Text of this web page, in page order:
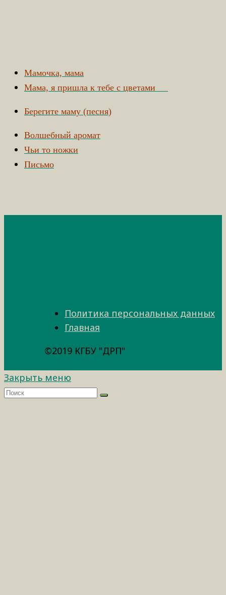
Мамочка, мама
Мама, я пришла к тебе с цветами
Берегите маму (песня)
Волшебный аромат
Чьи то ножки
Письмо
Политика персональных данных
Главная
©2019 КГБУ "ДРП"
Закрыть меню